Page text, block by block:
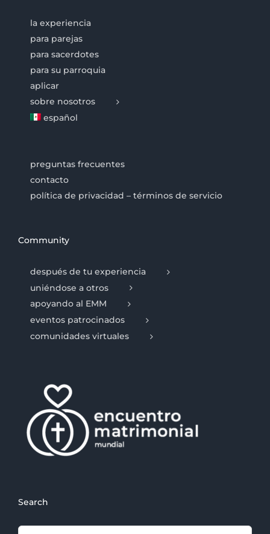
la experiencia
para parejas
para sacerdotes
para su parroquia
aplicar
sobre nosotros
español
preguntas frecuentes
contacto
política de privacidad – términos de servicio
Community
después de tu experiencia
uniéndose a otros
apoyando al EMM
eventos patrocinados
comunidades virtuales
Search